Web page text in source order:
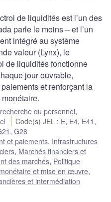
de liquidités est l’un des
parle le moins – et l’un
intégré au système
valeur (Lynx), le
de liquidités fonctionne
jour ouvrable,
et renforçant la
du personnel,
Code(s) JEL : E, E4, E41 ,
, G28
et paiements, Infrastructures
, Marchés financiers et
des marchés, Politique
et mise en œuvre,
et intermédiation